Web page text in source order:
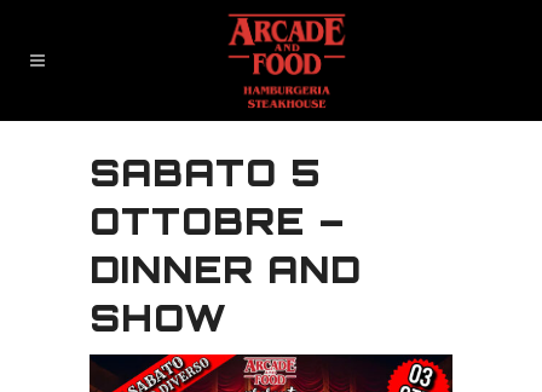
SABATO 5
OTTOBRE –
DINNER AND
SHOW